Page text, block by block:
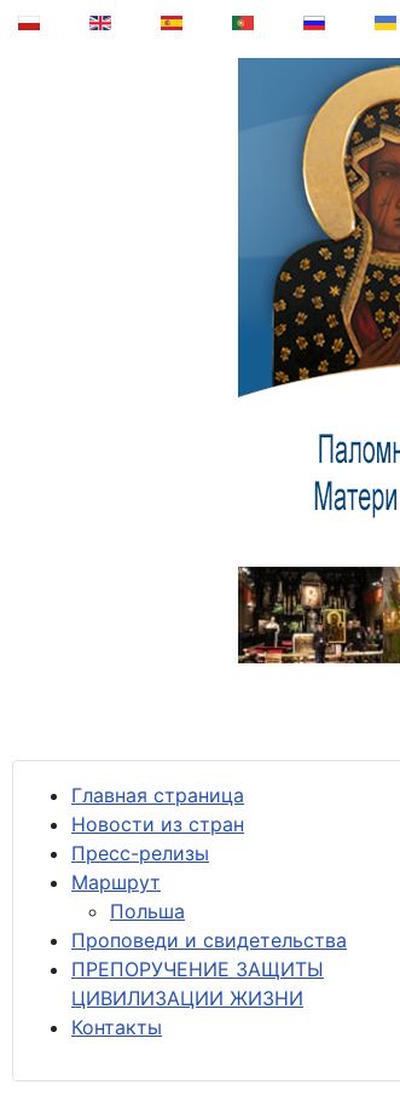
Главная страница
Новости из стран
Пресс-релизы
Маршрут
Польша
Проповеди и свидетельства
ПРЕПОРУЧЕНИЕ ЗАЩИТЫ
ЦИВИЛИЗАЦИИ ЖИЗНИ
Контакты